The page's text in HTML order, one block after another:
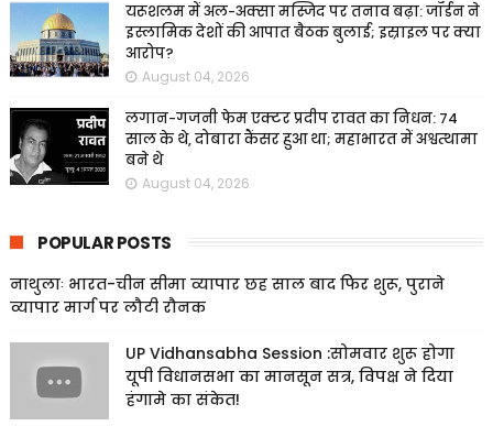
यरूशलम में अल-अक्सा मस्जिद पर तनाव बढ़ा: जॉर्डन ने
इस्लामिक देशों की आपात बैठक बुलाई; इस्राइल पर क्या
आरोप?
August 04, 2026
लगान-गजनी फेम एक्टर प्रदीप रावत का निधन: 74
साल के थे, दोबारा कैंसर हुआ था; महाभारत में अश्वत्थामा
बने थे
August 04, 2026
POPULAR POSTS
नाथुलाः भारत-चीन सीमा व्यापार छह साल बाद फिर शुरू, पुराने
व्यापार मार्ग पर लौटी रौनक
UP Vidhansabha Session :सोमवार शुरू होगा
यूपी विधानसभा का मानसून सत्र, विपक्ष ने दिया
हंगामे का संकेत!